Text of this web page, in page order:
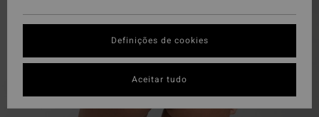
Definições de cookies
Aceitar tudo